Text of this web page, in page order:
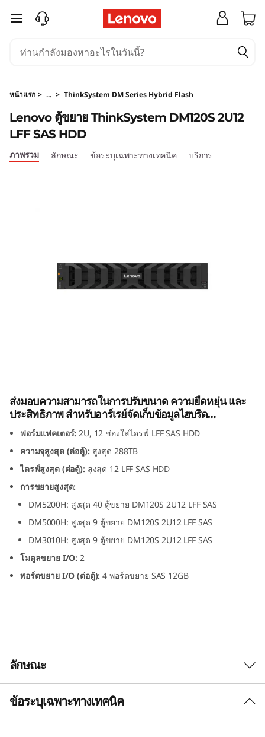
ตู้
ย
T
e
m
D
M
1
S
L
ข้ามไปที่เนื้อหาหลัก
หน้าแรก > ... > ThinkSystem DM Series Hybrid Flash
Lenovo ตู้ขยาย ThinkSystem DM120S 2U12
LFF SAS HDD
ภาพรวม ลักษณะ ข้อระบุเฉพาะทางเทคนิค บริการ
ส่งมอบความสามารถในการปรับขนาด ความยืดหยุ่น และ
ประสิทธิภาพ สำหรับอาร์เรย์จัดเก็บข้อมูลไฮบริด
ThinkSystem DM Series
ฟอร์มแฟคเตอร์: 2U, 12 ช่องใส่ไดรฟ์ LFF SAS HDD
ความจุสูงสุด (ต่อตู้):สูงสุด 288TB
ไดรฟ์สูงสุด (ต่อตู้):สูงสุด 12 LFF SAS HDD
การขยายสูงสุด:
DM5200H: สูงสุด 40 ตู้ขยาย DM120S 2U12 LFF SAS
DM5000H: สูงสุด 9 ตู้ขยาย DM120S 2U12 LFF SAS
DM3010H: สูงสุด 9 ตู้ขยาย DM120S 2U12 LFF SAS
โมดูลขยาย I/O: 2
พอร์ตขยาย I/O (ต่อตู้): 4 พอร์ตขยาย SAS 12GB
ลักษณะ
ตู้ขยาย ThinkSystem DM120S 2U12 LFF SAS
ข้อระบุเฉพาะทางเทคนิค